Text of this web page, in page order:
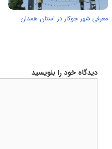
معرفی شهر جوکار در استان همدان
دیدگاه خود را بنویسید